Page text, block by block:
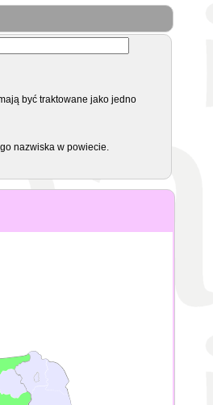
być traktowane jako jedno
nazwiska w powiecie.